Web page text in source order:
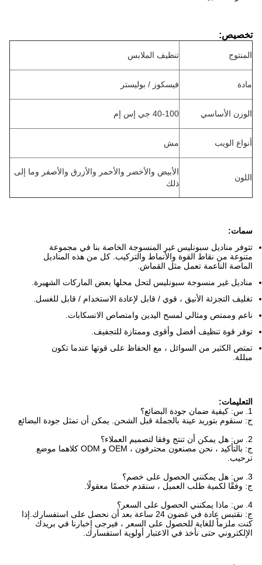
تخصيص:
المنتوج تنظيف الملابس
مادة فيسكوز / بوليستر
الوزن الأساسي 40-100 جي إس إم
أنواع الويب مش
اللون
الأبيض والأخضر والأحمر والأزرق والأصفر وما إلى
ذلك
سمات:
تتوفر مناديل سبونليس غير المنسوجة الخاصة بنا في مجموعة
متنوعة من نقاط القوة والأنماط والتركيب. كل من هذه المناديل
الماصة الناعمة تعمل مثل القماش.
مناديل غير منسوجة سبونليس لتحل محلها بعض الماركات الشهيرة.
تغليف التجزئة الأنيق ، قوي / قابل لإعادة الاستخدام / قابل للغسل.
ناعم وممتص ومثالي لمسح اليدين وامتصاص الانسكابات.
توفر قوة تنظيف أفضل وأقوى وممتازة للتجفيف.
تمتص الكثير من السوائل ، مع الحفاظ على قوتها عندما تكون
مبللة.
التعليمات:
1. س: كيفية ضمان جودة البضائع؟
ج: سنقوم بتوريد عينة بالجملة قبل الشحن. يمكن أن تمثل جودة البضائع
2. س: هل يمكن أن تنتج وفقا لتصميم العملاء؟
ج: بالتأكيد ، نحن مصنعون محترفون ، OEM و ODM كلاهما موضع
ترحيب.
3. س: هل يمكنني الحصول على خصم؟
ج: وفقًا لكمية طلب العميل ، سنقدم خصمًا معقولًا.
4. س: ماذا يمكنني الحصول على السعر؟
ج: نقتبس عادة في غضون 24 ساعة بعد أن نحصل على استفسارك.إذا
كنت ملزماً للغاية للحصول على السعر ، فيرجى إخبارنا في بريدك
الإلكتروني حتى نأخذ في الاعتبار أولوية استفسارك.